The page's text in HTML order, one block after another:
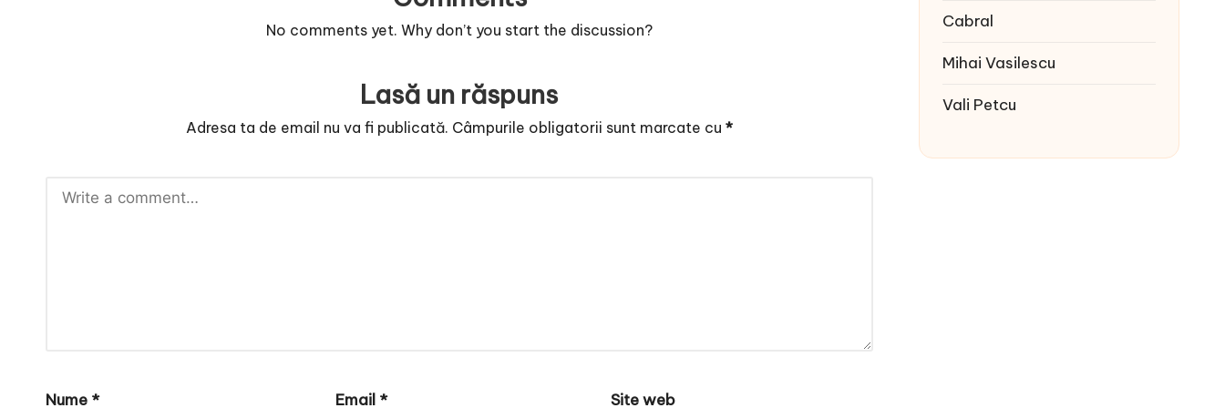
No comments yet. Why don’t you start the discussion?
Lasă un răspuns
Adresa ta de email nu va fi publicată. Câmpurile obligatorii sunt marcate cu *
Nume * Email * Site web
Cabral
Mihai Vasilescu
Vali Petcu